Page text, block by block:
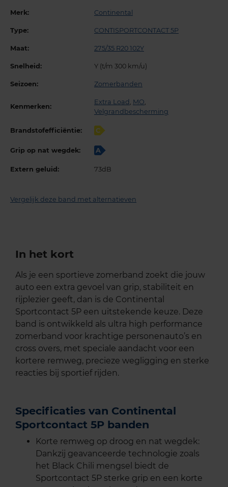
Merk: Continental
Type: CONTISPORTCONTACT 5P
Maat: 275/35 R20 102Y
Snelheid: Y (t/m 300 km/u)
Seizoen: Zomerbanden
Kenmerken:
Extra Load MO
Velgrandbescherming
Brandstofefficiëntie: C
Grip op nat wegdek: A
Extern geluid: 73dB
Vergelijk deze band met alternatieven
In het kort
Als je een sportieve zomerband zoekt die jouw
auto een extra gevoel van grip, stabiliteit en
rijplezier geeft, dan is de Continental
Sportcontact 5P een uitstekende keuze. Deze
band is ontwikkeld als ultra high performance
zomerband voor krachtige personenauto’s en
cross overs, met speciale aandacht voor een
kortere remweg, precieze wegligging en sterke
reacties bij sportief rijden.
Specificaties van Continental
Sportcontact 5P banden
Korte remweg op droog en nat wegdek:
Dankzij geavanceerde technologie zoals
het Black Chili mengsel biedt de
Sportcontact 5P sterke grip en een korte